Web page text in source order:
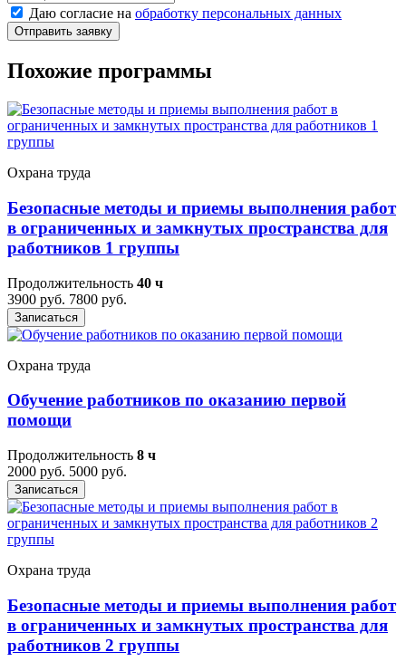
Даю согласие на обработку персональных данных
Отправить заявку
Похожие программы
Охрана труда
Безопасные методы и приемы выполнения работ
в ограниченных и замкнутых пространства для
работников 1 группы
Продолжительность 40 ч
3900 руб. 7800 руб.
Записаться
Охрана труда
Обучение работников по оказанию первой
помощи
Продолжительность 8 ч
2000 руб. 5000 руб.
Записаться
Охрана труда
Безопасные методы и приемы выполнения работ
в ограниченных и замкнутых пространства для
работников 2 группы